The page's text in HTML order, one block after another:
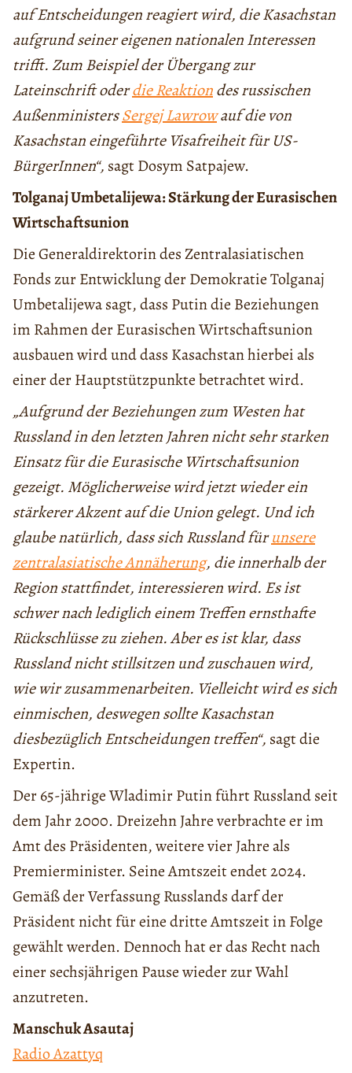
auf Entscheidungen reagiert wird, die Kasachstan
aufgrund seiner eigenen nationalen Interessen
trifft. Zum Beispiel der Übergang zur
Lateinschrift oderdie Reaktiondes russischen
AußenministersSergej Lawrowauf die von
Kasachstan eingeführte Visafreiheit für US-
BürgerInnen“, sagt Dosym Satpajew.
Tolganaj Umbetalijewa: Stärkung der Eurasischen
Wirtschaftsunion
Die Generaldirektorin des Zentralasiatischen
Fonds zur Entwicklung der Demokratie Tolganaj
Umbetalijewa sagt, dass Putin die Beziehungen
im Rahmen der Eurasischen Wirtschaftsunion
ausbauen wird und dass Kasachstan hierbei als
einer der Hauptstützpunkte betrachtet wird.
„Aufgrund der Beziehungen zum Westen hat
Russland in den letzten Jahren nicht sehr starken
Einsatz für die Eurasische Wirtschaftsunion
gezeigt. Möglicherweise wird jetzt wieder ein
stärkerer Akzent auf die Union gelegt. Und ich
glaube natürlich, dass sich Russland fürunsere
zentralasiatische Annäherung, die innerhalb der
Region stattfindet, interessieren wird. Es ist
schwer nach lediglich einem Treffen ernsthafte
Rückschlüsse zu ziehen. Aber es ist klar, dass
Russland nicht stillsitzen und zuschauen wird,
wie wir zusammenarbeiten. Vielleicht wird es sich
einmischen, deswegen sollte Kasachstan
diesbezüglich Entscheidungen treffen“, sagt die
Expertin.
Der 65-jährige Wladimir Putin führt Russland seit
dem Jahr 2000. Dreizehn Jahre verbrachte er im
Amt des Präsidenten, weitere vier Jahre als
Premierminister. Seine Amtszeit endet 2024.
Gemäß der Verfassung Russlands darf der
Präsident nicht für eine dritte Amtszeit in Folge
gewählt werden. Dennoch hat er das Recht nach
einer sechsjährigen Pause wieder zur Wahl
anzutreten.
Manschuk Asautaj
Radio Azattyq